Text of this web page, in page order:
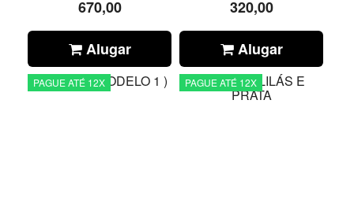
670,00
Alugar
320,00
Alugar
PAGUE ATÉ 12X PAGUE ATÉ 12X